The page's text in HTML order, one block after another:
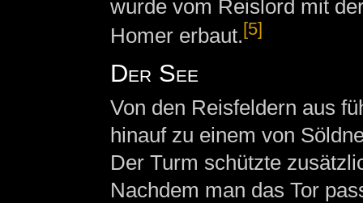
wurde vom Reislord mit
Homer erbaut.[5]
Der See
Von den Reisfeldern aus
hinauf zu einem von
Der Turm schützte
Nachdem man das Tor